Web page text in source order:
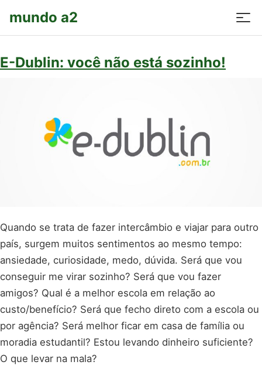
mundo a2
E-Dublin: você não está sozinho!
Quando se trata de fazer intercâmbio e viajar para outro
país, surgem muitos sentimentos ao mesmo tempo:
ansiedade, curiosidade, medo, dúvida. Será que vou
conseguir me virar sozinho? Será que vou fazer
amigos? Qual é a melhor escola em relação ao
custo/benefício? Será que fecho direto com a escola ou
por agência? Será melhor ficar em casa de família ou
moradia estudantil? Estou levando dinheiro suficiente?
O que levar na mala?